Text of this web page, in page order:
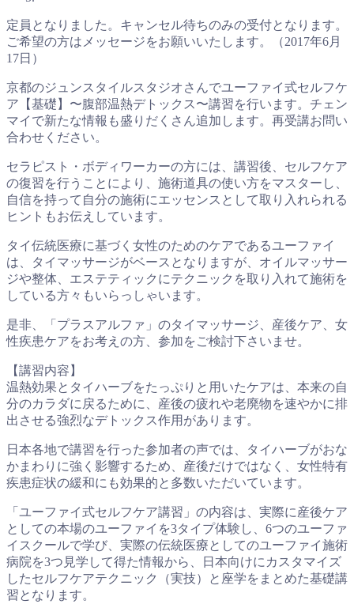
定員となりました。キャンセル待ちのみの受付となります。
ご希望の方はメッセージをお願いいたします。（2017年6月
17日）
京都のジュンスタイルスタジオさんでユーファイ式セルフケ
ア【基礎】〜腹部温熱デトックス〜講習を行います。チェン
マイで新たな情報も盛りだくさん追加します。再受講お問い
合わせください。
セラピスト・ボディワーカーの方には、講習後、セルフケア
の復習を行うことにより、施術道具の使い方をマスターし、
自信を持って自分の施術にエッセンスとして取り入れられる
ヒントもお伝えしています。
タイ伝統医療に基づく女性のためのケアであるユーファイ
は、タイマッサージがベースとなりますが、オイルマッサー
ジや整体、エステティックにテクニックを取り入れて施術を
している方々もいらっしゃいます。
是非、「プラスアルファ」のタイマッサージ、産後ケア、女
性疾患ケアをお考えの方、参加をご検討下さいませ。
【講習内容】
温熱効果とタイハーブをたっぷりと用いたケアは、本来の自
分のカラダに戻るために、産後の疲れや老廃物を速やかに排
出させる強烈なデトックス作用があります。
日本各地で講習を行った参加者の声では、タイハーブがおな
かまわりに強く影響するため、産後だけではなく、女性特有
疾患症状の緩和にも効果的と多数いただいています。
「ユーファイ式セルフケア講習」の内容は、実際に産後ケア
としての本場のユーファイを3タイプ体験し、6つのユーファ
イスクールで学び、実際の伝統医療としてのユーファイ施術
病院を3つ見学して得た情報から、日本向けにカスタマイズ
したセルフケアテクニック（実技）と座学をまとめた基礎講
習となります。